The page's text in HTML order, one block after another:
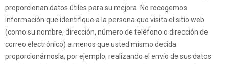
proporcionan datos útiles para su mejora. No recogemos
información que identifique a la persona que visita el sitio web
(como su nombre, dirección, número de teléfono o dirección de
correo electrónico) a menos que usted mismo decida
proporcionárnosla, por ejemplo, realizando el envío de sus datos